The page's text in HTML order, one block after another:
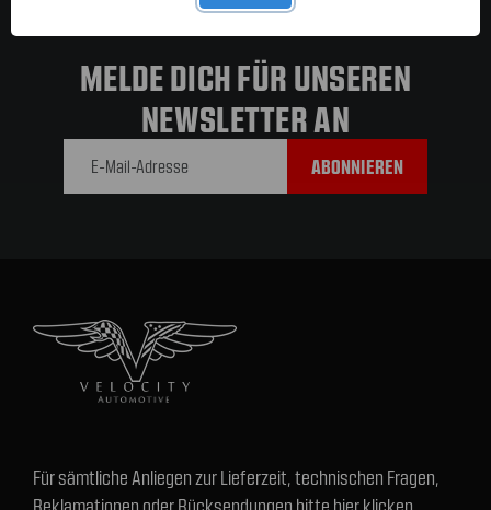
MELDE DICH FÜR UNSEREN
NEWSLETTER AN
Für sämtliche Anliegen zur Lieferzeit, technischen Fragen,
Reklamationen oder Rücksendungen bitte hier klicken.